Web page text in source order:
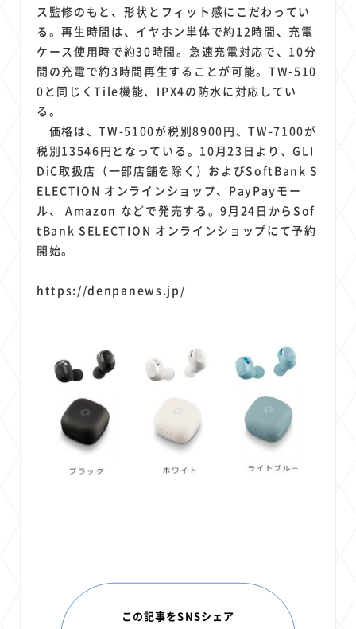
ス監修のもと、形状とフィット感にこだわってい
る。再生時間は、イヤホン単体で約12時間、充電
ケース使用時で約30時間。急速充電対応で、10分
間の充電で約3時間再生することが可能。TW-510
0と同じくTile機能、IPX4の防水に対応してい
る。
価格は、TW-5100が税別8900円、TW-7100が
税別13546円となっている。10月23日より、GLI
DiC取扱店（一部店舗を除く）およびSoftBank S
ELECTION オンラインショップ、PayPayモー
ル、 Amazon などで発売する。9月24日からSof
tBank SELECTION オンラインショップにて予約
開始。
https://denpanews.jp/
この記事をSNSシェア